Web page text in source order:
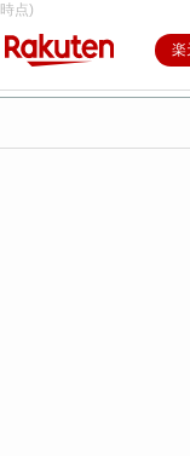
時点)
楽